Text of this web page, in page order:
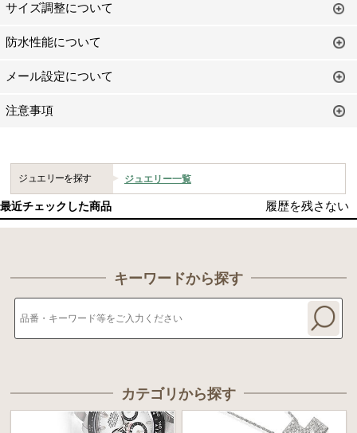
サイズ調整について
防水性能について
メール設定について
注意事項
ジュエリーを探す ジュエリー一覧
最近チェックした商品 履歴を残さない
キーワードから探す
カテゴリから探す